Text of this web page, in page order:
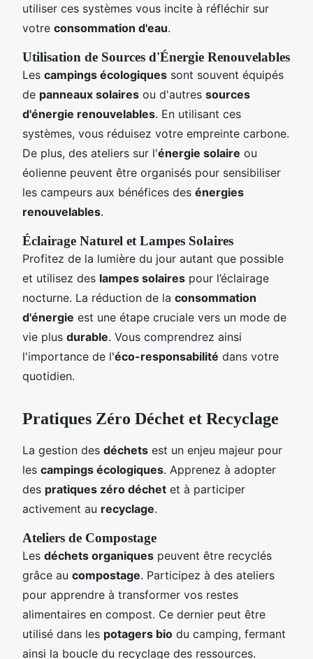
utiliser ces systèmes vous incite à réfléchir sur
votre consommation d'eau.
Utilisation de Sources d'Énergie Renouvelables
Les campings écologiques sont souvent équipés
de panneaux solaires ou d'autres sources
d'énergie renouvelables. En utilisant ces
systèmes, vous réduisez votre empreinte carbone.
De plus, des ateliers sur l'énergie solaire ou
éolienne peuvent être organisés pour sensibiliser
les campeurs aux bénéfices des énergies
renouvelables.
Éclairage Naturel et Lampes Solaires
Profitez de la lumière du jour autant que possible
et utilisez des lampes solaires pour l’éclairage
nocturne. La réduction de la consommation
d'énergie est une étape cruciale vers un mode de
vie plus durable. Vous comprendrez ainsi
l'importance de l'éco-responsabilité dans votre
quotidien.
Pratiques Zéro Déchet et Recyclage
La gestion des déchets est un enjeu majeur pour
les campings écologiques. Apprenez à adopter
des pratiques zéro déchet et à participer
activement au recyclage.
Ateliers de Compostage
Les déchets organiques peuvent être recyclés
grâce au compostage. Participez à des ateliers
pour apprendre à transformer vos restes
alimentaires en compost. Ce dernier peut être
utilisé dans les potagers bio du camping, fermant
ainsi la boucle du recyclage des ressources.